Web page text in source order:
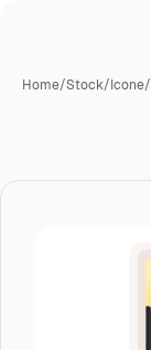
Home/Stock/Icone/